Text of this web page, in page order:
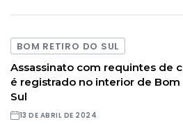
BOM RETIRO DO SUL
Assassinato com requintes de
é registrado no interior de
Sul
13 DE ABRIL DE 2024